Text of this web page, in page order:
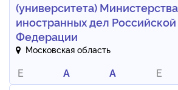
(университета) Министерства
иностранных дел Российской
Федерации
Московская область
E A A E